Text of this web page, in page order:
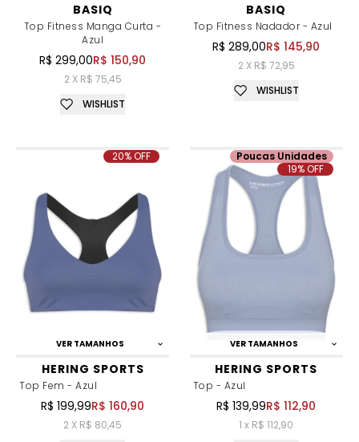
BASIQ
Top Fitness Manga Curta -
Azul
R$ 299,00R$ 150,90
2 X R$ 75,45
WISHLIST
BASIQ
Top Fitness Nadador - Azul
R$ 289,00R$ 145,90
2 X R$ 72,95
WISHLIST
VER TAMANHOS
HERING SPORTS
Top Fem - Azul
R$ 199,99R$ 160,90
2 X R$ 80,45
20% OFF
VER TAMANHOS
HERING SPORTS
Top - Azul
R$ 139,99R$ 112,90
1 x R$ 112,90
Poucas Unidades
19% OFF